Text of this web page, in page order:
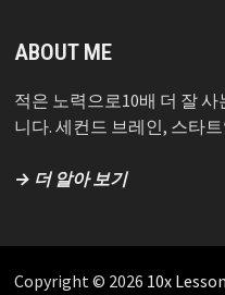
ABOUT ME
적은 노력으로10배 더 잘
니다. 세컨드 브레인, 스타
→ 더 알아 보기
Copyright © 2026 10x